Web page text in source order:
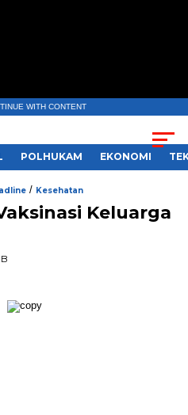
WITH CONTENT
POLHUKAM EKONOMI
/ Kesehatan
Keluarga